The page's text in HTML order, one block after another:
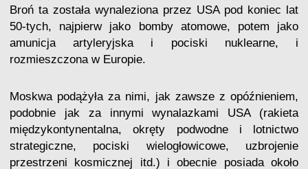
Broń ta została wynaleziona przez USA pod koniec lat
50-tych, najpierw jako bomby atomowe, potem jako
amunicja artyleryjska i pociski nuklearne, i
rozmieszczona w Europie.
Moskwa podążyła za nimi, jak zawsze z opóźnieniem,
podobnie jak za innymi wynalazkami USA (rakieta
międzykontynentalna, okręty podwodne i lotnictwo
strategiczne, pociski wielogłowicowe, uzbrojenie
przestrzeni kosmicznej itd.) i obecnie posiada około